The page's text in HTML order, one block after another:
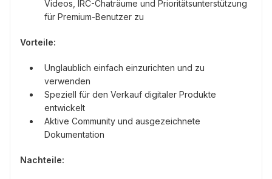
Videos, IRC-Chaträume und Prioritätsunterstützung
für Premium-Benutzer zu
Vorteile:
Unglaublich einfach einzurichten und zu
verwenden
Speziell für den Verkauf digitaler Produkte
entwickelt
Aktive Community und ausgezeichnete
Dokumentation
Nachteile: